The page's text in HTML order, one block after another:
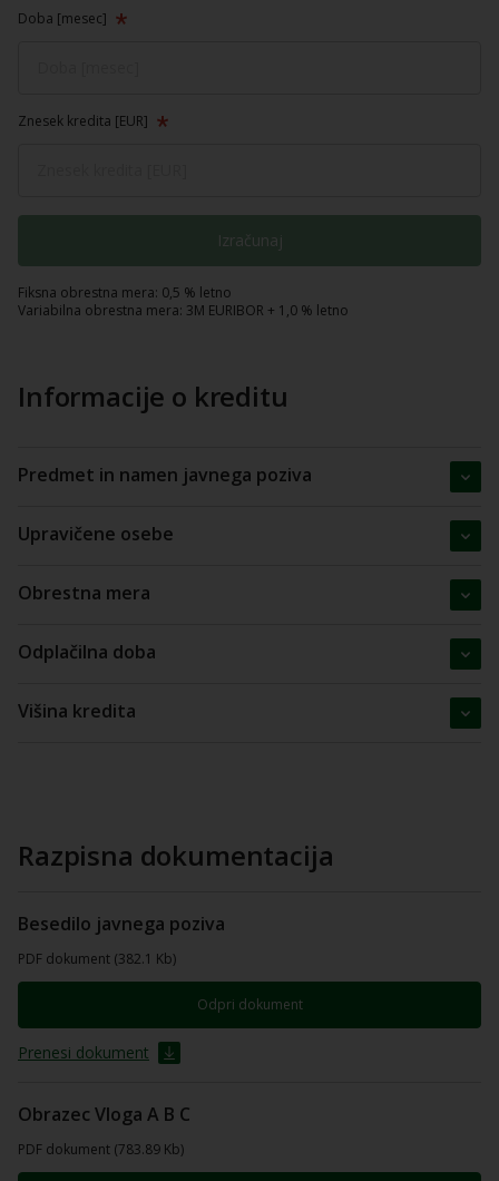
Doba [mesec]
Znesek kredita [EUR]
Izračunaj
Fiksna obrestna mera: 0,5 % letno
Variabilna obrestna mera: 3M EURIBOR + 1,0 % letno
Informacije o kreditu
Predmet in namen javnega poziva
Upravičene osebe
Obrestna mera
Odplačilna doba
Višina kredita
Razpisna dokumentacija
Besedilo javnega poziva
PDF dokument (382.1 Kb)
Odpri dokument
Prenesi dokument
Obrazec Vloga A B C
PDF dokument (783.89 Kb)